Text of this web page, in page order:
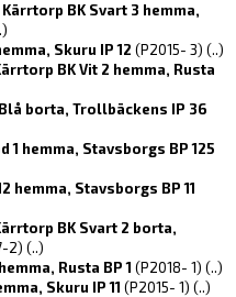
BK Svart 3 hemma,
Skuru IP 12 (P2015- 3) (..)
BK Vit 2 hemma, Rusta
borta, Trollbäckens IP 36
1 hemma, Stavsborgs BP 125
hemma, Stavsborgs BP 11
BK Svart 2 borta,
2) (..)
Rusta BP 1 (P2018- 1) (..)
Skuru IP 11 (P2015- 1) (..)